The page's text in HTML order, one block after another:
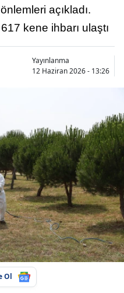
açıkladı.
kene ihbarı ulaştı
Yayınlanma
12 Haziran 2026 - 13:26
Ol